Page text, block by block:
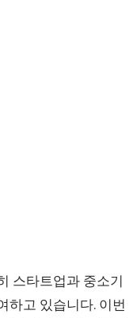
스타트업과 중소기
하고 있습니다. 이번